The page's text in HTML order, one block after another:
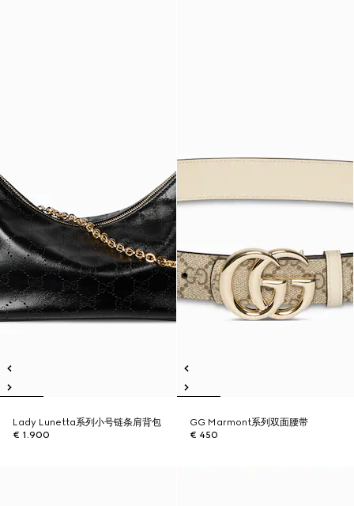
Lady Lunetta系列小号链条肩背包
€ 1.900
GG Marmont系列双面腰带
€ 450